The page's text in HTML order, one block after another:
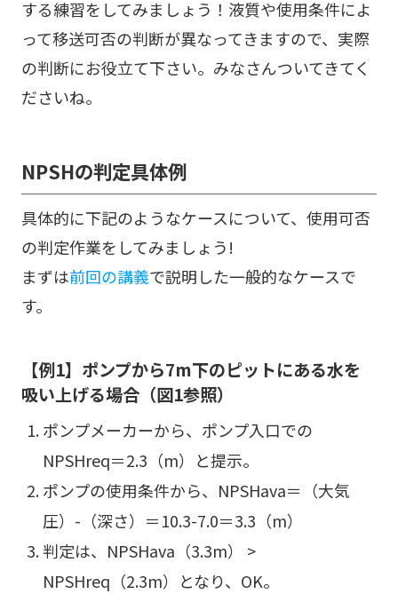
する練習をしてみましょう！液質や使用条件によ
って移送可否の判断が異なってきますので、実際
の判断にお役立て下さい。みなさんついてきてく
ださいね。
NPSHの判定具体例
具体的に下記のようなケースについて、使用可否
の判定作業をしてみましょう!
まずは前回の講義で説明した一般的なケースで
す。
【例1】ポンプから7m下のピットにある水を
吸い上げる場合（図1参照）
ポンプメーカーから、ポンプ入口での
NPSHreq＝2.3（m）と提示。
ポンプの使用条件から、NPSHava＝（大気
圧）-（深さ）＝10.3-7.0＝3.3（m）
判定は、NPSHava（3.3m） >
NPSHreq（2.3m）となり、OK。